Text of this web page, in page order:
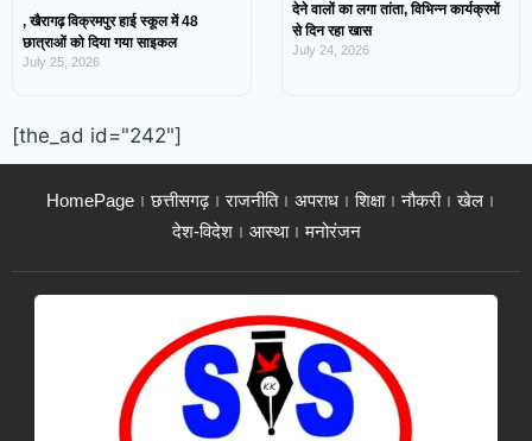
, खैरागढ़ विक्रमपुर हाई स्कूल में 48
छात्राओं को दिया गया साइकल
July 25, 2026
देने वालों का लगा तांता, विभिन्न कार्यक्रमों
से दिन रहा खास
July 24, 2026
[the_ad id="242"]
HomePage छत्तीसगढ़ राजनीति अपराध शिक्षा नौकरी
खेल
देश-विदेश
आस्था मनोरंजन